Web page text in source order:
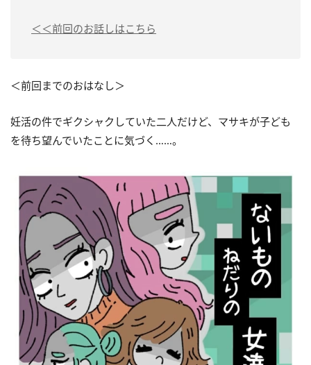
＜＜前回のお話しはこちら
＜前回までのおはなし＞
妊活の件でギクシャクしていた二人だけど、マサキが子ども
を待ち望んでいたことに気づく……。